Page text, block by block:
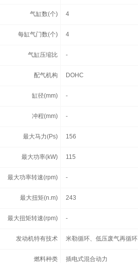
气缸数(个) 4
每缸气门数(个) 4
气缸压缩比 -
配气机构 DOHC
缸径(mm) -
冲程(mm) -
最大马力(Ps) 156
最大功率(kW) 115
最大功率转速(rpm) -
最大扭矩(n.m) 243
最大扭矩转速(rpm) -
发动机特有技术 米勒循环、低压废气再循环
燃料种类 插电式混合动力